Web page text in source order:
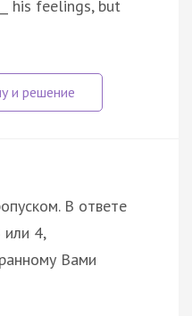
his feelings, but
В ответе
4,
Вами